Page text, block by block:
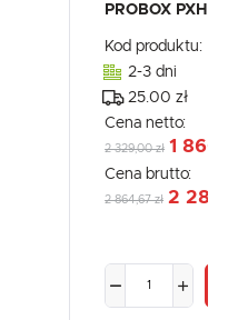
PROBOX
Kod produktu:
2-3 dni
25.00 zł
Cena netto:
2 329,00 zł 1
Cena brutto:
2 864,67 zł 2